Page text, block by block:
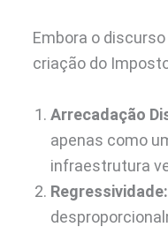
Embora o
criação do
Arrecadação
apenas como
infraestrutura
Regressividade: